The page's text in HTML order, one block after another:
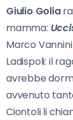
Giulio Golia
mamma:
Marco
Ladispoli: il
avrebbe
avvenuto
Ciontoli li